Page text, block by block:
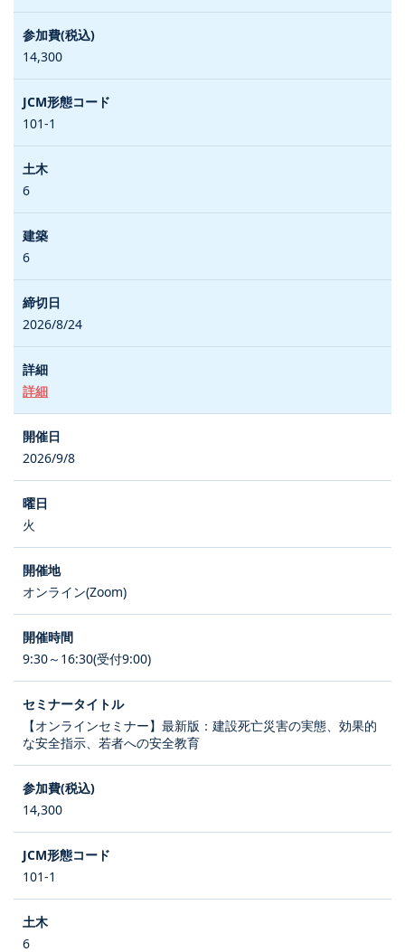
14,300
101-1
6
6
2026/8/24
詳細
2026/9/8
火
オンライン(Zoom)
9:30～16:30(受付9:00)
【オンラインセミナー】最新版：建設死亡災害の実態、効果的
な安全指示、若者への安全教育
14,300
101-1
6